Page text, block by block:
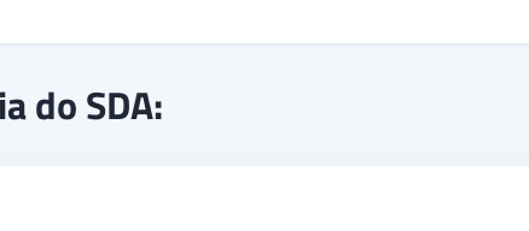
na Eurocopa da Alemanha com a
brigou pela liderança
é a recomendação para o amistoso desta terça-feira. No
do SDA: